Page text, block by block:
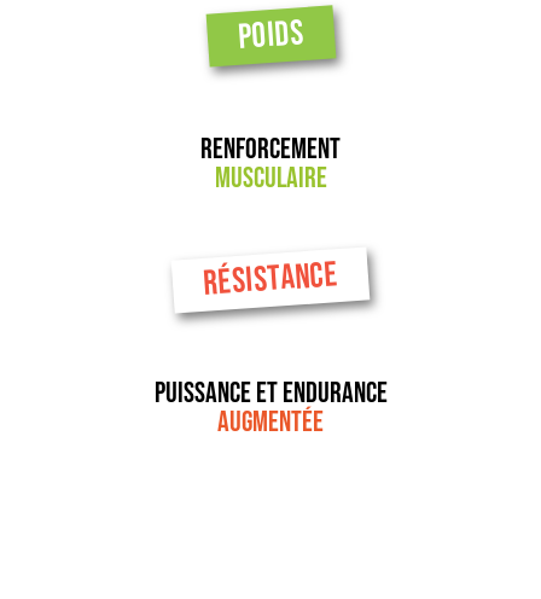
POIDS
Renforcement
musculaire
RÉSISTANCE
Puissance et endurance
augmentée